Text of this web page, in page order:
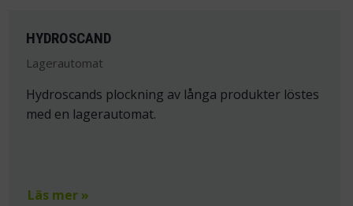
HYDROSCAND
Lagerautomat
Hydroscands plockning av långa produkter löstes
med en lagerautomat.
Läs mer »